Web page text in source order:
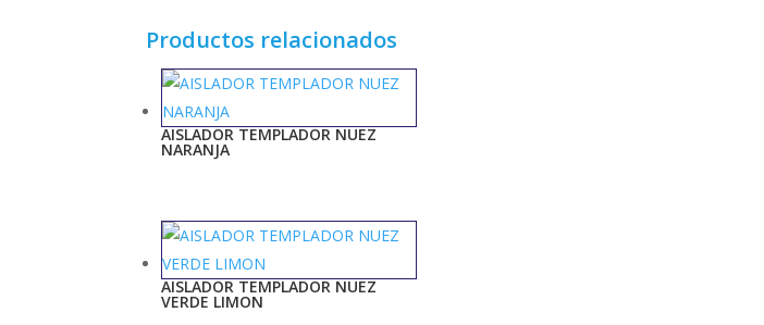
Productos relacionados
AISLADOR TEMPLADOR NUEZ
NARANJA
AISLADOR TEMPLADOR NUEZ
VERDE LIMON